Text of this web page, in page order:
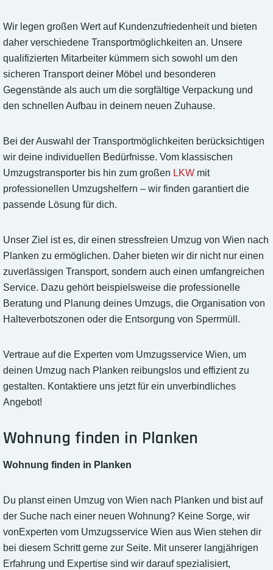
Wir legen großen Wert auf Kundenzufriedenheit und bieten
daher verschiedene Transportmöglichkeiten an. Unsere
qualifizierten Mitarbeiter kümmern sich sowohl um den
sicheren Transport deiner Möbel und besonderen
Gegenstände als auch um die sorgfältige Verpackung und
den schnellen Aufbau in deinem neuen Zuhause.
Bei der Auswahl der Transportmöglichkeiten berücksichtigen
wir deine individuellen Bedürfnisse. Vom klassischen
Umzugstransporter bis hin zum großen LKW mit
professionellen Umzugshelfern – wir finden garantiert die
passende Lösung für dich.
Unser Ziel ist es, dir einen stressfreien Umzug von Wien nach
Planken zu ermöglichen. Daher bieten wir dir nicht nur einen
zuverlässigen Transport, sondern auch einen umfangreichen
Service. Dazu gehört beispielsweise die professionelle
Beratung und Planung deines Umzugs, die Organisation von
Halteverbotszonen oder die Entsorgung von Sperrmüll.
Vertraue auf die Experten vom Umzugsservice Wien, um
deinen Umzug nach Planken reibungslos und effizient zu
gestalten. Kontaktiere uns jetzt für ein unverbindliches
Angebot!
Wohnung finden in Planken
Wohnung finden in Planken
Du planst einen Umzug von Wien nach Planken und bist auf
der Suche nach einer neuen Wohnung? Keine Sorge, wir
vonExperten vom Umzugsservice Wien aus Wien stehen dir
bei diesem Schritt gerne zur Seite. Mit unserer langjährigen
Erfahrung und Expertise sind wir darauf spezialisiert,